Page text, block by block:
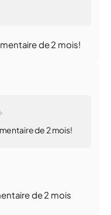
de 2 mois!
de 2 mois!
de 2 mois